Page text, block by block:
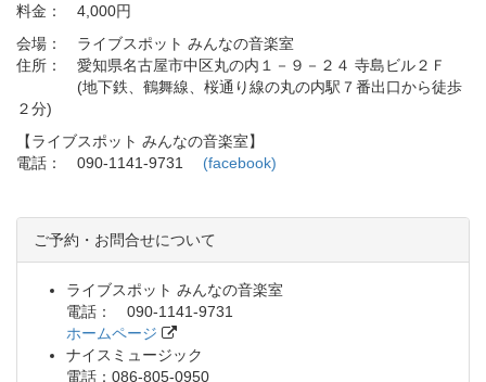
料金： 4,000円
会場： ライブスポット みんなの音楽室
住所： 愛知県名古屋市中区丸の内１－９－２４ 寺島ビル２Ｆ
(地下鉄、鶴舞線、桜通り線の丸の内駅７番出口から徒歩
２分)
【ライブスポット みんなの音楽室】
電話： 090-1141-9731 (facebook)
ご予約・お問合せについて
ライブスポット みんなの音楽室
電話： 090-1141-9731
ホームページ
ナイスミュージック
電話：086-805-0950